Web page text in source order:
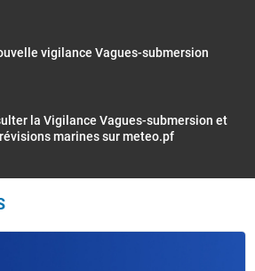
vigilance Vagues-submersion
la Vigilance Vagues-submersion et
marines sur meteo.pf